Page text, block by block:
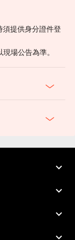
提供身分證件登
場公告為準。